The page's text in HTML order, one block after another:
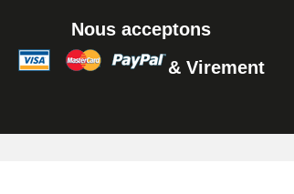
Ajouter au panier
Nous acceptons
& Virement